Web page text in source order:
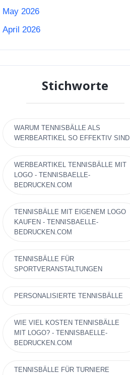
May 2026
April 2026
Stichworte
WARUM TENNISBÄLLE ALS
WERBEARTIKEL SO EFFEKTIV SIND
WERBEARTIKEL TENNISBÄLLE MIT
LOGO - TENNISBAELLE-
BEDRUCKEN.COM
TENNISBÄLLE MIT EIGENEM LOGO
KAUFEN - TENNISBAELLE-
BEDRUCKEN.COM
TENNISBÄLLE FÜR
SPORTVERANSTALTUNGEN
PERSONALISIERTE TENNISBÄLLE
WIE VIEL KOSTEN TENNISBÄLLE
MIT LOGO? - TENNISBAELLE-
BEDRUCKEN.COM
TENNISBÄLLE FÜR TURNIERE